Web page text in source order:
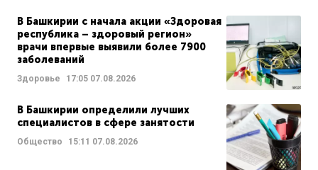
В Башкирии с начала акции «Здоровая
республика – здоровый регион»
врачи впервые выявили более 7900
заболеваний
Здоровье 17:05 07.08.2026
В Башкирии определили лучших
специалистов в сфере занятости
Общество 15:11 07.08.2026